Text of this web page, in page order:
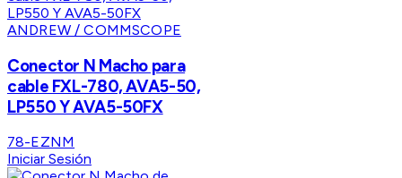
ANDREW / COMMSCOPE
Conector N Macho para
cable FXL-780, AVA5-50,
LP550 Y AVA5-50FX
78-EZNM
Iniciar Sesión